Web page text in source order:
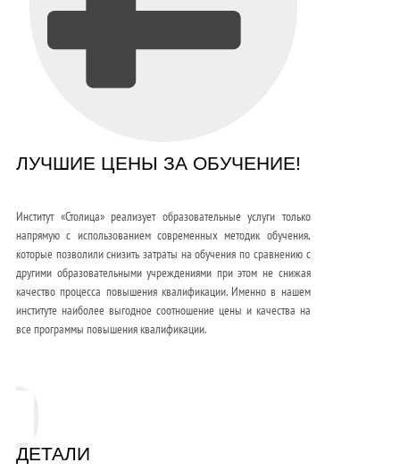
ЛУЧШИЕ ЦЕНЫ ЗА ОБУЧЕНИЕ!
Институт «Столица» реализует образовательные услуги только
напрямую с использованием современных методик обучения,
которые позволили снизить затраты на обучения по сравнению с
другими образовательными учреждениями при этом не снижая
качество процесса повышения квалификации. Именно в нашем
институте наиболее выгодное соотношение цены и качества на
все программы повышения квалификации.
ДЕТАЛИ